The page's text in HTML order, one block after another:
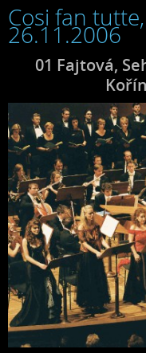
Cosi fan
26.11.2006
01 Fajtová,